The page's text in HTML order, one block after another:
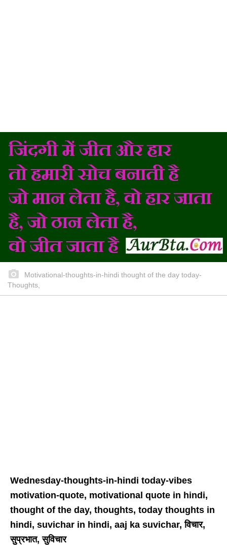
Motivational-thoughts-in-hindi thought of the day today-
Thoughts,
Wednesday-thoughts-in-hindi today-vibes
motivation-quote, motivational quote in hindi,
thought of the day, thoughts, today thoughts in
hindi, suvichar in hindi, aaj ka suvichar, विचार,
सुप्रभात, सुविचार